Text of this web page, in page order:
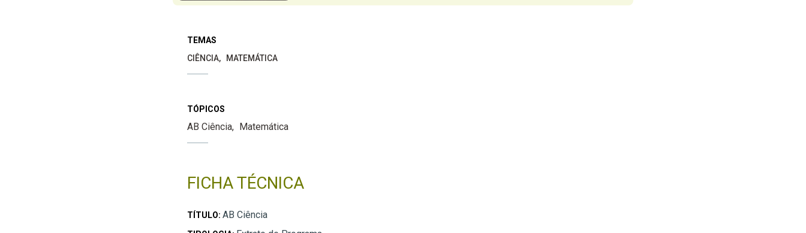
TEMAS
CIÊNCIA
MATEMÁTICA
TÓPICOS
AB Ciência Matemática
FICHA TÉCNICA
TÍTULO: AB Ciência